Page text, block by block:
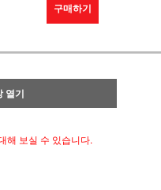
구매하기
열기
해 보실 수 있습니다.